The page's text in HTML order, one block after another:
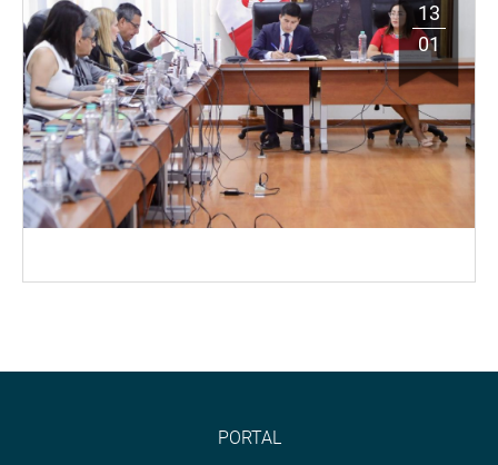
13
01
PORTAL